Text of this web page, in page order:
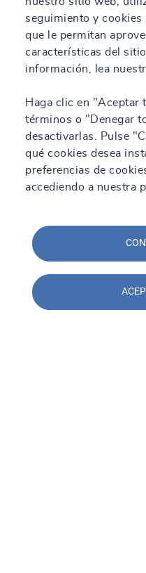
seguimiento y cookies
que le permitan
características del
información, lea
Haga clic en "Aceptar
términos o "Denegar
desactivarlas. Pulse
qué cookies desea
preferencias de
accediendo a nuestra